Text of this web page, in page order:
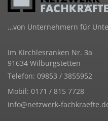
…von Unternehmern für
Im Kirchlesranken Nr. 3a
91634 Wilburgstetten
Telefon: 09853 / 3855952
Mobil: 0171 / 815 7728
info@netzwerk-